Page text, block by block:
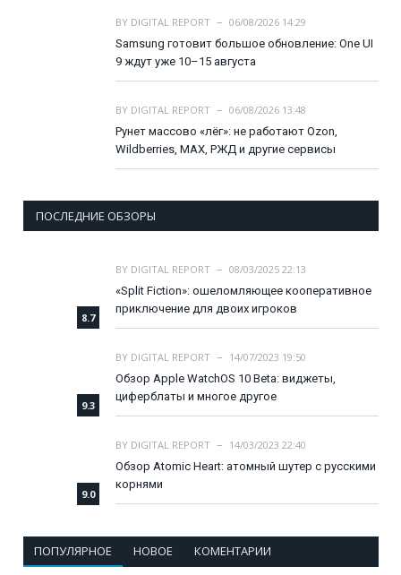
BY DIGITAL REPORT
06/08/2026 14:29
Samsung готовит большое обновление: One UI
9 ждут уже 10–15 августа
BY DIGITAL REPORT
06/08/2026 13:48
Рунет массово «лёг»: не работают Ozon,
Wildberries, MAX, РЖД и другие сервисы
ПОСЛЕДНИЕ ОБЗОРЫ
8.7
BY DIGITAL REPORT
08/03/2025 22:13
«Split Fiction»: ошеломляющее кооперативное
приключение для двоих игроков
9.3
BY DIGITAL REPORT
14/07/2023 19:50
Обзор Apple WatchOS 10 Beta: виджеты,
циферблаты и многое другое
9.0
BY DIGITAL REPORT
14/03/2023 22:40
Обзор Atomic Heart: атомный шутер с русскими
корнями
ПОПУЛЯРНОЕ НОВОЕ КОМЕНТАРИИ